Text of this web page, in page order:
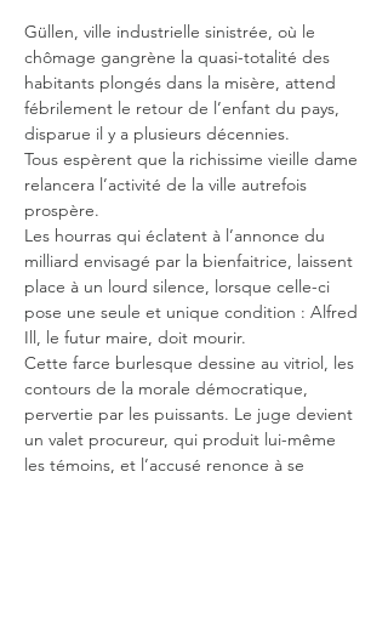
Güllen, ville industrielle sinistrée, où le
chômage gangrène la quasi-totalité des
habitants plongés dans la misère, attend
fébrilement le retour de l’enfant du pays,
disparue il y a plusieurs décennies.
Tous espèrent que la richissime vieille dame
relancera l’activité de la ville autrefois
prospère.
Les hourras qui éclatent à l’annonce du
milliard envisagé par la bienfaitrice, laissent
place à un lourd silence, lorsque celle-ci
pose une seule et unique condition : Alfred
Ill, le futur maire, doit mourir.
Cette farce burlesque dessine au vitriol, les
contours de la morale démocratique,
pervertie par les puissants. Le juge devient
un valet procureur, qui produit lui-même
les témoins, et l’accusé renonce à se